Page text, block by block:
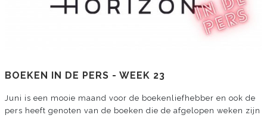
BOEKEN IN DE PERS - WEEK 23
Juni is een mooie maand voor de boekenliefhebber en ook de
pers heeft genoten van de boeken die de afgelopen weken zijn